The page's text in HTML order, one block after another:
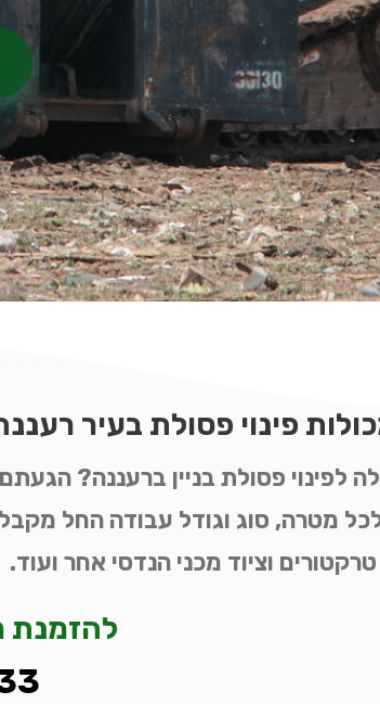
פינוי פסולת בעיר
לפינוי פסולת בניין ברעננה?
מטרה, סוג וגודל עבודה החל
טרקטורים וציוד מכני הנדסי אחר ועוד.
להזמנת